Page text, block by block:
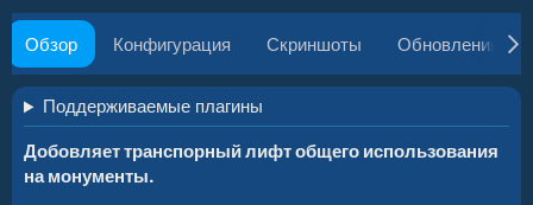
о
р
а
о
з
д
а
и
я
и
Обзор Конфигурация Скриншоты Обновления
Поддерживаемые плагины
Добовляет транспорный лифт общего использования
на монументы.